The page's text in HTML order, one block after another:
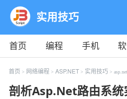
实用技巧
首页 编程 手机
教程
平面 服务器
首页 > 网络编程 > ASP.NET > 实用技巧 >
剖析Asp.Net路由系统